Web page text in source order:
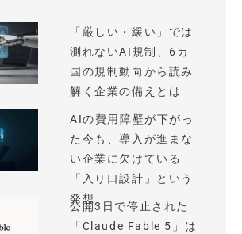
「厳しい・緩い」では
測れないAI規制、6カ
国の規制動向から読み
解く企業の備えとは
AIの費用障壁が下がっ
た今も、導入が進まな
い企業に欠けている
「入り口設計」という
発想
公開3日で停止された
「Claude Fable 5」は